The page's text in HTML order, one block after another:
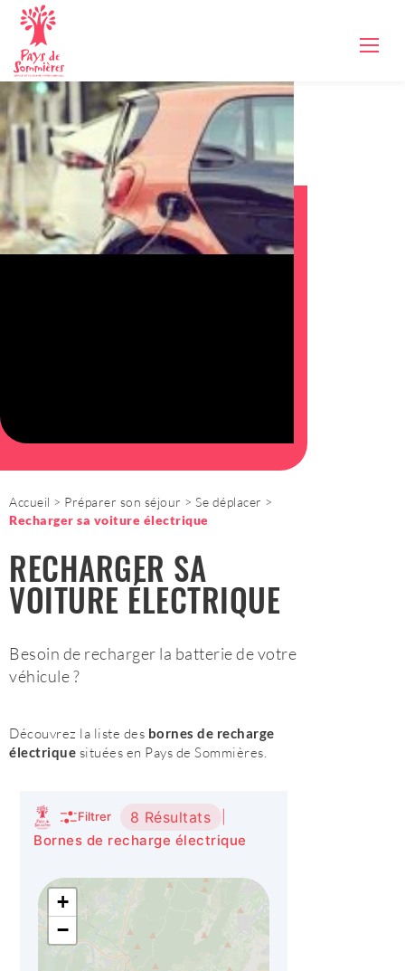
Accueil Préparer son séjour
Se déplacer
Recharger sa voiture électrique
RECHARGER SA
VOITURE ÉLECTRIQUE
Besoin de recharger la batterie de votre
véhicule ?
Découvrez la liste des bornes de recharge
électrique situées en Pays de Sommières.